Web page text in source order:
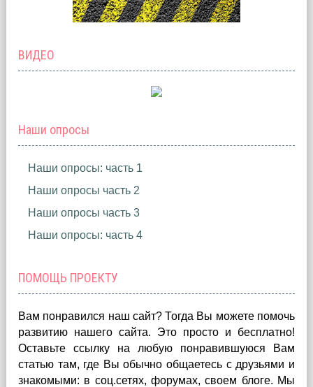
ВИДЕО
Наши опросы
Наши опросы: часть 1
Наши опросы часть 2
Наши опросы часть 3
Наши опросы: часть 4
ПОМОЩЬ ПРОЕКТУ
Вам понравился наш сайт? Тогда Вы можете помочь
развитию нашего сайта. Это просто и бесплатно!
Оставьте ссылку на любую понравившуюся Вам
статью там, где Вы обычно общаетесь с друзьями и
знакомыми: в соц.сетях, форумах, своем блоге. Мы